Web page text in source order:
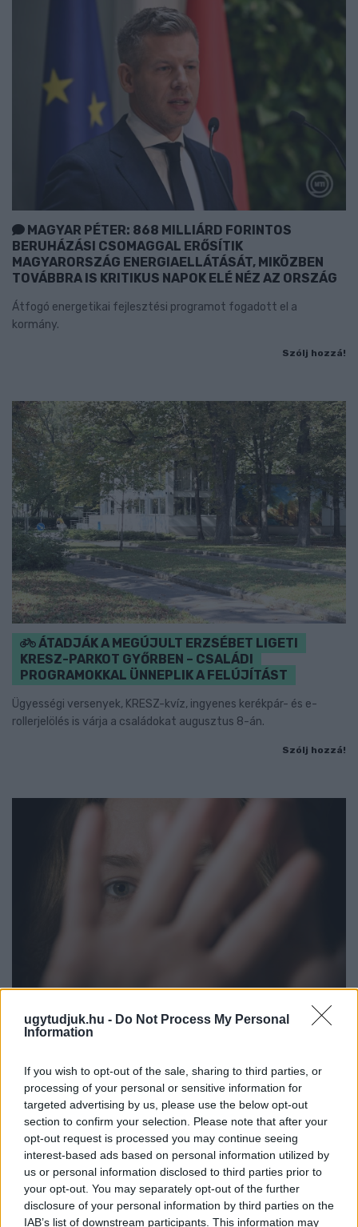
ugytudjuk.hu - Do Not Process My Personal
Information
If you wish to opt-out of the sale, sharing to third parties, or
processing of your personal or sensitive information for
targeted advertising by us, please use the below opt-out
section to confirm your selection. Please note that after your
opt-out request is processed you may continue seeing
interest-based ads based on personal information utilized by
us or personal information disclosed to third parties prior to
your opt-out. You may separately opt-out of the further
disclosure of your personal information by third parties on the
IAB’s list of downstream participants. This information may
MAGYAR PÉTER: 868 MILLIÁRD FORINTOS
BERUHÁZÁSI CSOMAGGAL ERŐSÍTIK
MAGYARORSZÁG ENERGIAELLÁTÁSÁT, MIKÖZBEN
TOVÁBBRA IS KRITIKUS NAPOK ELÉ NÉZ AZ ORSZÁG
Átfogó energetikai fejlesztési programot fogadott el a
kormány.
Szólj hozzá!
ÁTADJÁK A MEGÚJULT ERZSÉBET LIGETI
KRESZ-PARKOT GYŐRBEN – CSALÁDI
PROGRAMOKKAL ÜNNEPLIK A FELÚJÍTÁST
Ügyességi versenyek, KRESZ-kvíz, ingyenes kerékpár- és e-
rollerjelölés is várja a családokat augusztus 8-án.
Szólj hozzá!
NŐVERŐ SZOMBATHELYI FÉRFI ELLEN EMELT
A férfi a nyílt utcán kezdte verni áldozatát.